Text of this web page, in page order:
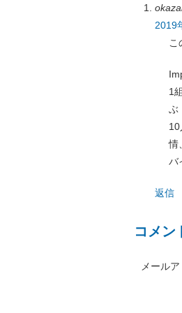
2019
こ
1
ぶ
情
バ
返信
コメン
メール